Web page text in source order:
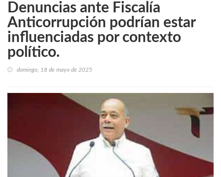
Denuncias ante Fiscalía
Anticorrupción podrían estar
influenciadas por contexto
político.
domingo, 18 de mayo de 2025